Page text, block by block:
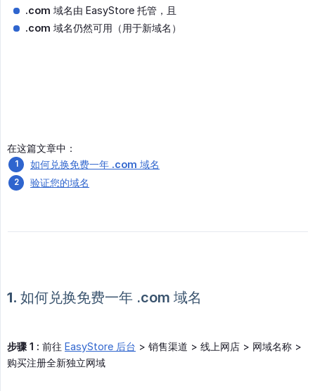
.com 域名由 EasyStore 托管，且
.com 域名仍然可用（用于新域名）
在这篇文章中：
如何兑换免费一年 .com 域名
验证您的域名
1. 如何兑换免费一年 .com 域名
步骤 1 : 前往 EasyStore 后台 > 销售渠道 > 线上网店 > 网域名称 >
购买注册全新独立网域